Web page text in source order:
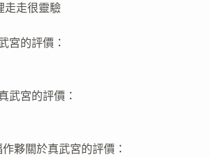
走走很靈驗
宮的評價：
武宮的評價：
夥關於真武宮的評價：